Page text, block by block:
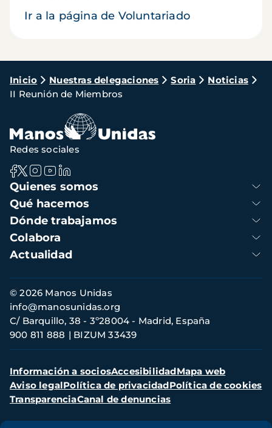
Ir a la página de Voluntariado
Ruta
de
navegación
Inicio Nuestras delegaciones Soria
Noticias
II Reunión de Miembros
Navegación
principal
Quienes somos
Qué hacemos
Dónde trabajamos
Colabora
Actualidad
Redes sociales
Información
de
contacto
© 2026 Manos Unidas
C/ Barquillo, 38 - 3º28004 - Madrid, España
900 811 888
BIZUM 33439
info@manosunidas.org
Menú
secundario
Información a sociosAccesibilidadMapa web
Aviso legalPolítica de privacidadPolítica de cookies
TransparenciaCanal de denuncias